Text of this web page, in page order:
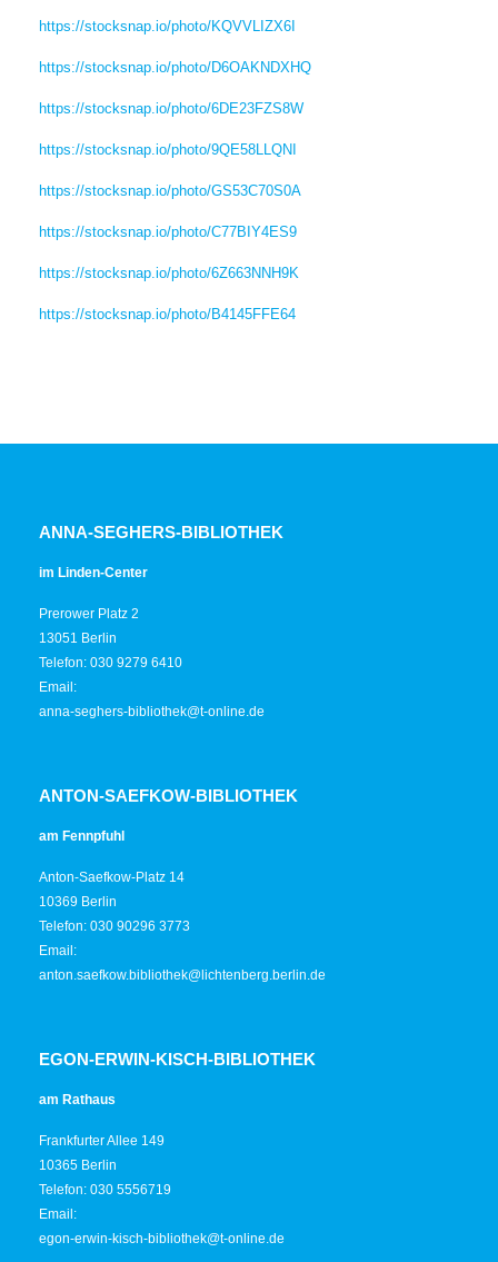
https://stocksnap.io/photo/KQVVLIZX6I
https://stocksnap.io/photo/D6OAKNDXHQ
https://stocksnap.io/photo/6DE23FZS8W
https://stocksnap.io/photo/9QE58LLQNI
https://stocksnap.io/photo/GS53C70S0A
https://stocksnap.io/photo/C77BIY4ES9
https://stocksnap.io/photo/6Z663NNH9K
https://stocksnap.io/photo/B4145FFE64
ANNA-SEGHERS-BIBLIOTHEK
im Linden-Center
Prerower Platz 2
13051 Berlin
Telefon: 030 9279 6410
Email:
anna-seghers-bibliothek@t-online.de
ANTON-SAEFKOW-BIBLIOTHEK
am Fennpfuhl
Anton-Saefkow-Platz 14
10369 Berlin
Telefon: 030 90296 3773
Email:
anton.saefkow.bibliothek@lichtenberg.berlin.de
EGON-ERWIN-KISCH-BIBLIOTHEK
am Rathaus
Frankfurter Allee 149
10365 Berlin
Telefon: 030 5556719
Email:
egon-erwin-kisch-bibliothek@t-online.de